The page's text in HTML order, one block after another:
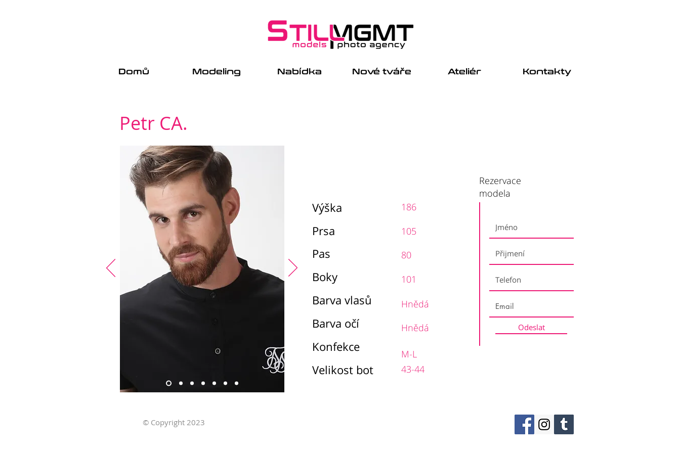
Domů Modeling Nabídka Nové tváře Ateliér Kontakty
Petr CA.
Výška
Prsa
Pas
Boky
Barva vlasů
Barva očí
Konfekce
Velikost bot
Rezervace
modela
186
105
80
101
Hnědá
Hnědá
M-L
Odeslat
43-44
© Copyright 2023